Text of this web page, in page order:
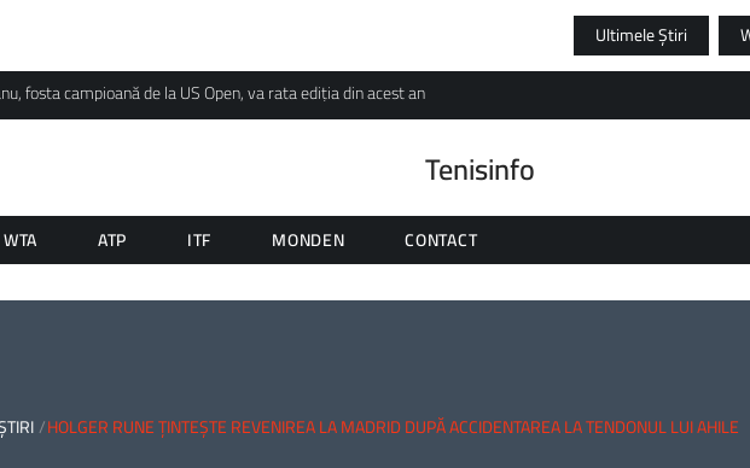
Ultimele Știri
fosta campioană de la US Open, va rata ediția din acest an
Tenisinfo
WTA ATP ITF MONDEN CONTACT
HOLGER RUNE ȚINTEȘTE REVENIREA LA MADRID DUPĂ ACCIDENTAREA LA TENDONUL LUI AHILE